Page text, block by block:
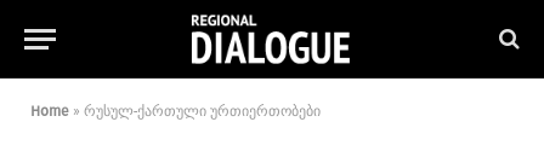
Home » რუსულ-ქართული ურთიერთობები